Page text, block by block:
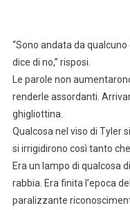
“Sono andata da
dice di no,” risposi.
Le parole non
renderle assordanti.
ghigliottina.
Qualcosa nel viso di Tyler
si irrigidirono così tanto
Era un lampo di qualcosa
rabbia. Era finita l’epoca
paralizzante